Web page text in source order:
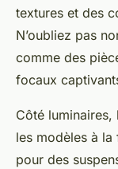
textures et des
N’oubliez pas
comme des
focaux
Côté
les modèles à
pour des